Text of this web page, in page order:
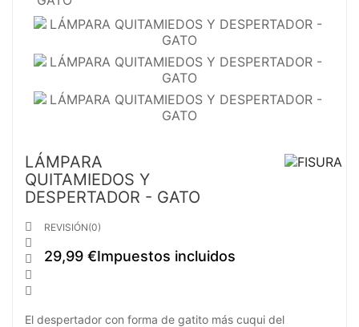
LÁMPARA
QUITAMIEDOS Y
DESPERTADOR - GATO





REVISIÓN(0)
29,99 €Impuestos incluidos
El despertador con forma de gatito más cuqui del